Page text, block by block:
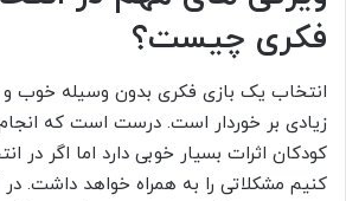
فکری چیست؟
انتخاب یک بازی فکری بدون وسیله خوب
زیادی بر خوردار است. درست است که انجام
کودکان اثرات بسیار خوبی دارد اما اگر در
کنیم مشکلاتی را به همراه خواهد داشت. در